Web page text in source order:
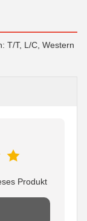
T/T, L/C, Western
Produkt